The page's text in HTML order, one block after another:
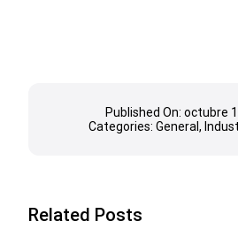
Published On: octubre
Categories:General,
Related Posts